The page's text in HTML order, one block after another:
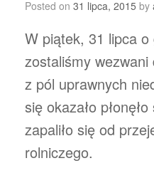
Posted on 31 lipca, 2015 by
W piątek, 31 lipca
zostaliśmy
z pól uprawnych
się okazało
zapaliło się od
rolniczego.